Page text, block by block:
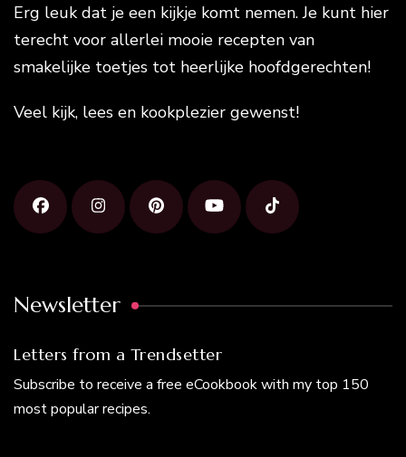
Erg leuk dat je een kijkje komt nemen. Je kunt hier
terecht voor allerlei mooie recepten van
smakelijke toetjes tot heerlijke hoofdgerechten!
Veel kijk, lees en kookplezier gewenst!
Newsletter
Letters from a Trendsetter
Subscribe to receive a free eCookbook with my top 150
most popular recipes.